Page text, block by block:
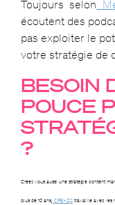
Toujours selon
écoutent des
pas exploiter le
votre stratégie de
BESOIN
POUCE
?
Créez vous aussi une stratégie content
plus de 10 ans, CREADStravaille avec les